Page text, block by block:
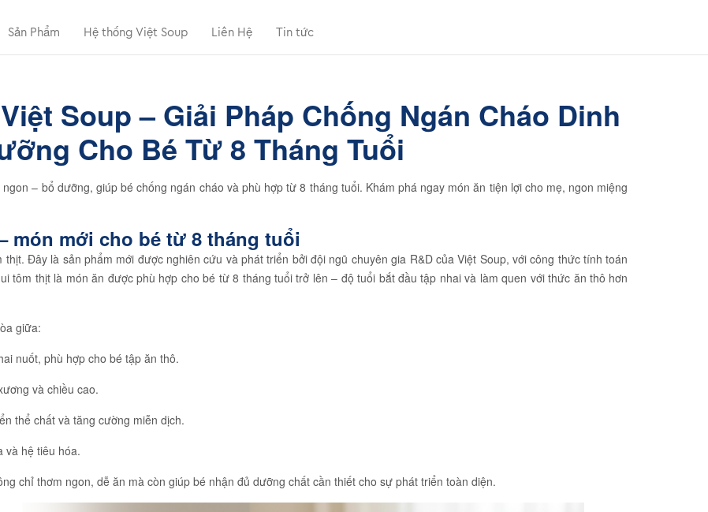
Sản Phẩm Hệ thống Việt Soup Liên Hệ Tin tức
Soup – Giải Pháp Chống Ngán Cháo Dinh
Cho Bé Từ 8 Tháng Tuổi
– bổ dưỡng, giúp bé chống ngán cháo và phù hợp từ 8 tháng tuổi. Khám phá ngay món ăn tiện lợi cho mẹ, ngon miệng
món mới cho bé từ 8 tháng tuổi
Đây là sản phẩm mới được nghiên cứu và phát triển bởi đội ngũ chuyên gia R&D của Việt Soup, với công thức tính toán
tôm thịt là món ăn được phù hợp cho bé từ 8 tháng tuổi trở lên – độ tuổi bắt đầu tập nhai và làm quen với thức ăn thô hơn
giữa:
nuốt, phù hợp cho bé tập ăn thô.
và chiều cao.
thể chất và tăng cường miễn dịch.
và hệ tiêu hóa.
chỉ thơm ngon, dễ ăn mà còn giúp bé nhận đủ dưỡng chất cần thiết cho sự phát triển toàn diện.